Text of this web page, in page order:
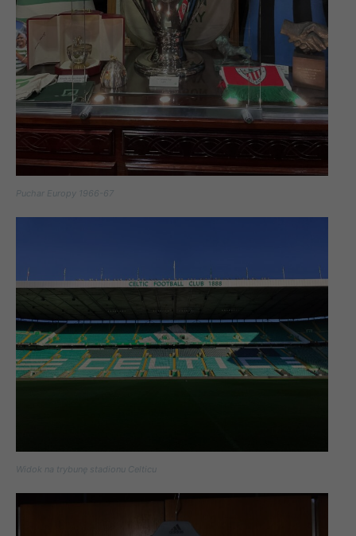
Puchar Europy 1966-67
Widok na trybunę stadionu Celticu